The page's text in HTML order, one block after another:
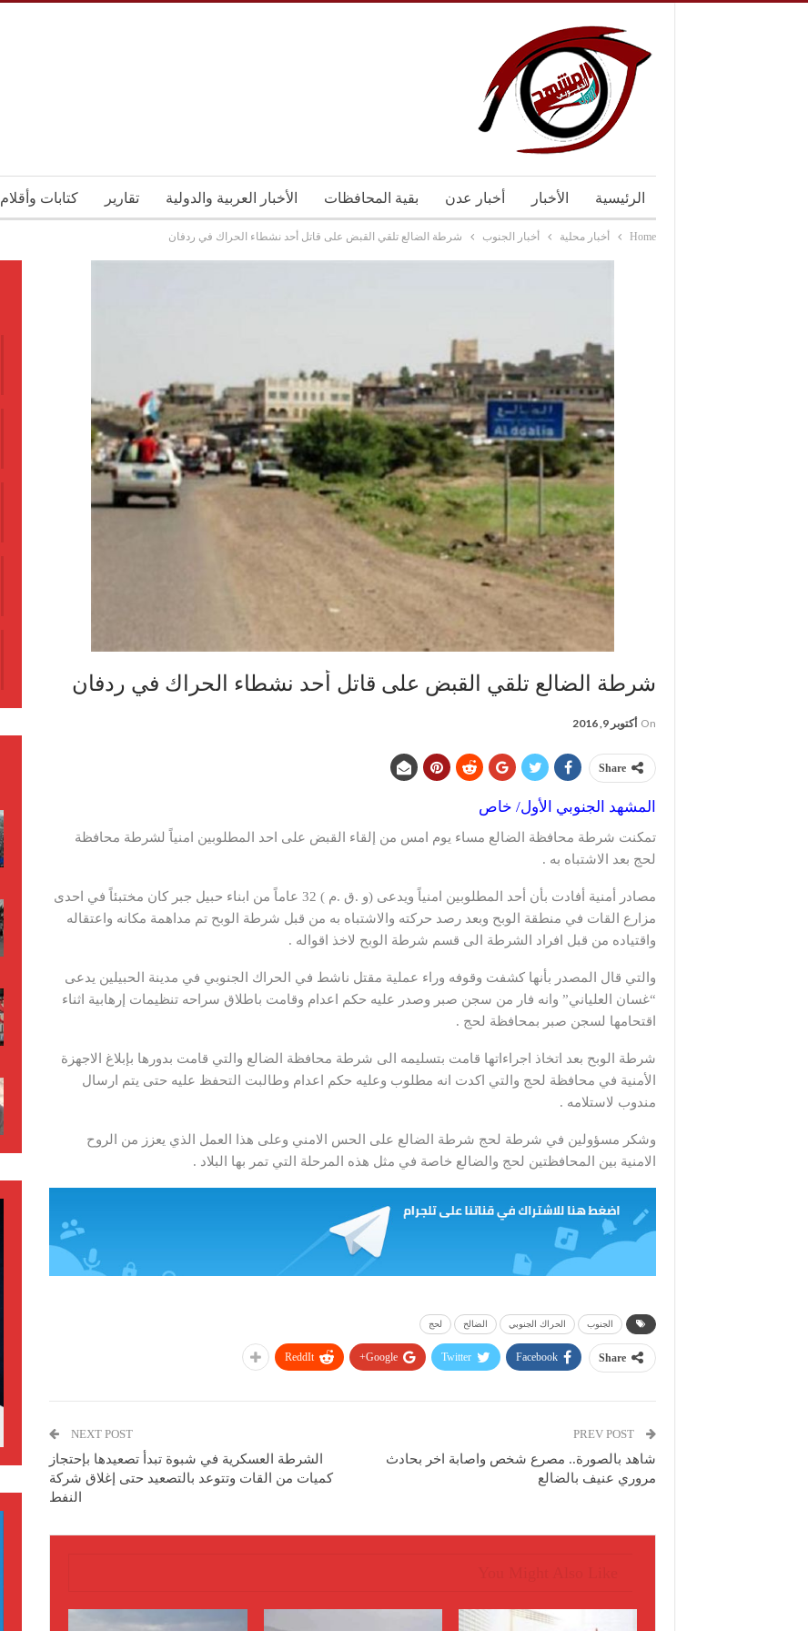
الرئيسية الأخبار أخبار عدن بقية المحافظات الأخبار العربية والدولية تقارير كتابات وأقلام
Home أخبار محلية أخبار الجنوب شرطة الضالع تلقي القبض على قاتل أحد نشطاء الحراك في ردفان
شرطة الضالع تلقي القبض على قاتل أحد نشطاء الحراك في ردفان
On أكتوبر 9, 2016
Share
المشهد الجنوبي الأول/ خاص
تمكنت شرطة محافظة الضالع مساء يوم امس من إلقاء القبض على احد المطلوبين امنياً لشرطة محافظة
لحج بعد الاشتباه به .
مصادر أمنية أفادت بأن أحد المطلوبين امنياً ويدعى (و .ق .م ) 32 عاماً من ابناء حبيل جبر كان مختبئاً في احدى
مزارع القات في منطقة الوبح وبعد رصد حركته والاشتباه به من قبل شرطة الوبح تم مداهمة مكانه واعتقاله
واقتياده من قبل افراد الشرطة الى قسم شرطة الوبح لاخذ اقواله .
والتي قال المصدر بأنها كشفت وقوفه وراء عملية مقتل ناشط في الحراك الجنوبي في مدينة الحبيلين يدعى
“غسان العلياني” وانه فار من سجن صبر وصدر عليه حكم اعدام وقامت باطلاق سراحه تنظيمات إرهابية اثناء
اقتحامها لسجن صبر بمحافظة لحج .
شرطة الوبح بعد اتخاذ اجراءاتها قامت بتسليمه الى شرطة محافظة الضالع والتي قامت بدورها بإبلاغ الاجهزة
الأمنية في محافظة لحج والتي اكدت انه مطلوب وعليه حكم اعدام وطالبت التحفظ عليه حتى يتم ارسال
مندوب لاستلامه .
وشكر مسؤولين في شرطة لحج شرطة الضالع على الحس الامني وعلى هذا العمل الذي يعزز من الروح
الامنية بين المحافظتين لحج والضالع خاصة في مثل هذه المرحلة التي تمر بها البلاد .
الجنوب الحراك الجنوبي الضالح لحج
Share
Facebook
Twitter
Google+
ReddIt
شاهد بالصورة.. مصرع شخص واصابة اخر بحادث
مروري عنيف بالضالع
NEXT POST
الشرطة العسكرية في شبوة تبدأ تصعيدها بإحتجاز
كميات من القات وتتوعد بالتصعيد حتى إغلاق شركة
النفط